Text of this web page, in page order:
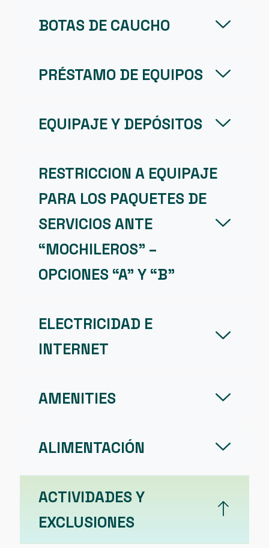
BOTAS DE CAUCHO
PRÉSTAMO DE EQUIPOS
EQUIPAJE Y DEPÓSITOS
RESTRICCION A EQUIPAJE
PARA LOS PAQUETES DE
SERVICIOS ANTE
“MOCHILEROS” –
OPCIONES “A” Y “B”
ELECTRICIDAD E
INTERNET
AMENITIES
ALIMENTACIÓN
ACTIVIDADES Y
EXCLUSIONES